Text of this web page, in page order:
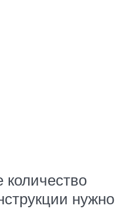
нужно